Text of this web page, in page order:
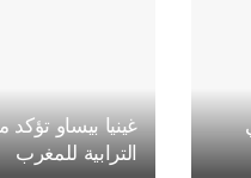
غينيا بيساو تؤكد
الترابية للمغرب